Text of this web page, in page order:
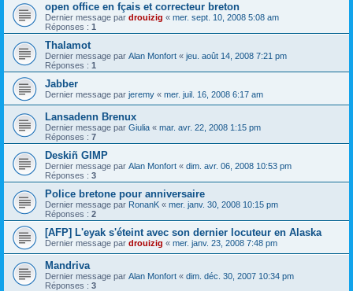
open office en fçais et correcteur breton
Dernier message par drouizig « mer. sept. 10, 2008 5:08 am
Réponses : 1
Thalamot
Dernier message par Alan Monfort « jeu. août 14, 2008 7:21 pm
Réponses : 1
Jabber
Dernier message par jeremy « mer. juil. 16, 2008 6:17 am
Lansadenn Brenux
Dernier message par Giulia « mar. avr. 22, 2008 1:15 pm
Réponses : 7
Deskiñ GIMP
Dernier message par Alan Monfort « dim. avr. 06, 2008 10:53 pm
Réponses : 3
Police bretone pour anniversaire
Dernier message par RonanK « mer. janv. 30, 2008 10:15 pm
Réponses : 2
[AFP] L'eyak s'éteint avec son dernier locuteur en Alaska
Dernier message par drouizig « mer. janv. 23, 2008 7:48 pm
Mandriva
Dernier message par Alan Monfort « dim. déc. 30, 2007 10:34 pm
Réponses : 3